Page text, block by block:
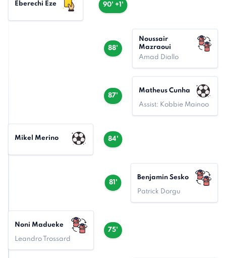
90' +1'
Eberechi Eze
88'
Noussair
Mazraoui
Amad Diallo
87'
Matheus Cunha
Assist: Kobbie Mainoo
84'
Mikel Merino
81'
Benjamin Sesko
Patrick Dorgu
75'
Noni Madueke
Leandro Trossard